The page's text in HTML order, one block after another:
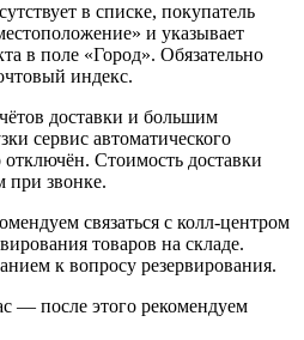
в списке, покупатель
и указывает
в поле «Город». Обязательно
индекс.
доставки и большим
сервис автоматического
отключён. Стоимость доставки
при звонке.
связаться с колл‑центром
товаров на складе.
к вопросу резервирования.
— после этого рекомендуем